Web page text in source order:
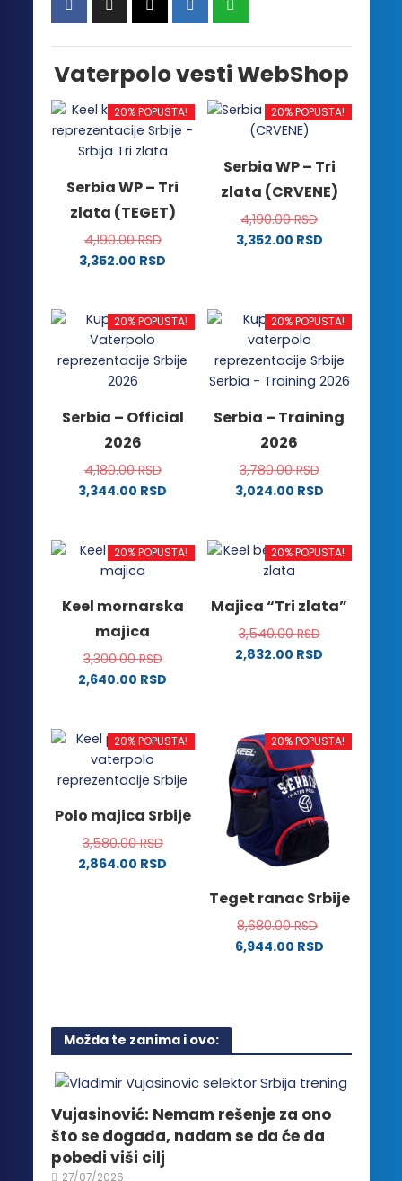
Vaterpolo vesti WebShop
20% POPUSTA!
Serbia WP – Tri
zlata (TEGET)
4,190.00RSD
3,352.00 RSD
ima
više
varijanti.
Opcije
biti
izabrane
na
stranici
20% POPUSTA!
Serbia WP – Tri
zlata (CRVENE)
4,190.00RSD
3,352.00 RSD
više
varijanti.
Opcije
mogu
izabrane
na
stranici
proizvoda.
20% POPUSTA!
Serbia – Official
2026
4,180.00RSD
3,344.00 RSD
ima
više
Opcije
mogu
biti
izabrane
proizvoda.
20% POPUSTA!
Serbia – Training
2026
3,780.00RSD
3,024.00 RSD
ima
više
Opcije
mogu
biti
proizvoda.
20% POPUSTA!
Keel mornarska
majica
3,300.00RSD
2,640.00 RSD
ima
više
varijanti.
mogu
biti
izabrane
20% POPUSTA!
Majica “Tri zlata”
3,540.00RSD
2,832.00 RSD
više
varijanti.
Opcije
mogu
biti
izabrane
na
proizvoda.
20% POPUSTA!
Polo majica Srbije
3,580.00RSD
2,864.00 RSD
biti
izabrane
stranici
proizvoda.
20% POPUSTA!
Teget ranac Srbije
8,680.00RSD
6,944.00 RSD
Možda te zanima i ovo:
Vujasinović: Nemam rešenje za ono
što se događa, nadam se da će da
pobedi viši cilj
27/07/2026